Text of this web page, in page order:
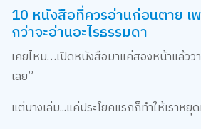
10 หนังสือที่ควรอ่านก่อนตาย เ
กว่าจะอ่านอะไรธรรมดา
เคยไหม…เปิดหนังสือมาแค่สองหน้าแล้ววา
เลย”
แต่บางเล่ม...แค่ประโยคแรกก็ทำให้เราหยุ